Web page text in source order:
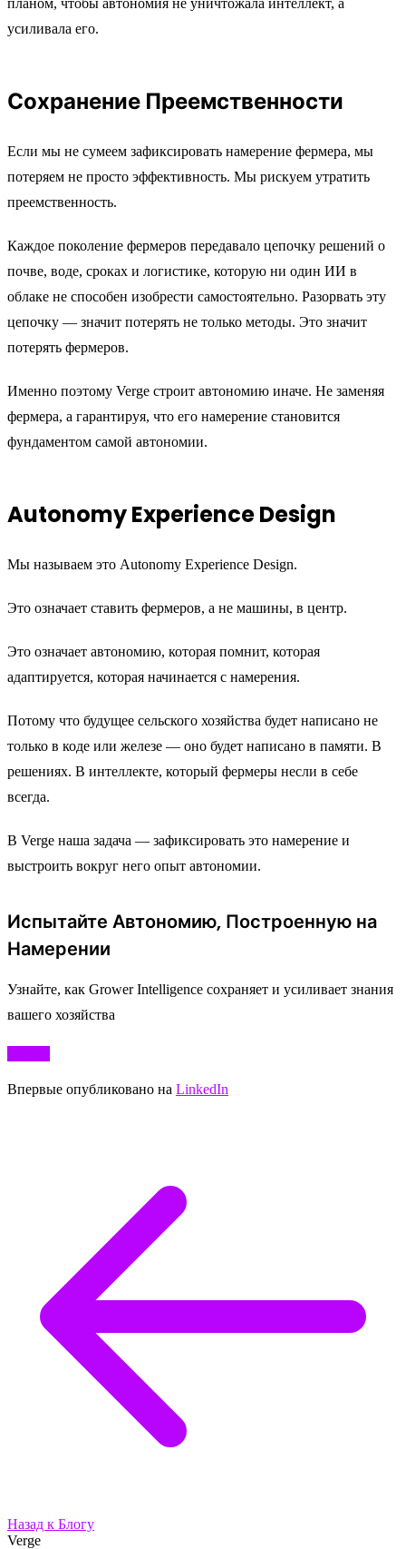
усиливала его.
Сохранение Преемственности
Если мы не сумеем зафиксировать намерение фермера, мы
потеряем не просто эффективность. Мы рискуем утратить
преемственность.
Каждое поколение фермеров передавало цепочку решений о
почве, воде, сроках и логистике, которую ни один ИИ в
облаке не способен изобрести самостоятельно. Разорвать эту
цепочку — значит потерять не только методы. Это значит
потерять фермеров.
Именно поэтому Verge строит автономию иначе. Не заменяя
фермера, а гарантируя, что его намерение становится
фундаментом самой автономии.
Autonomy Experience Design
Мы называем это Autonomy Experience Design.
Это означает ставить фермеров, а не машины, в центр.
Это означает автономию, которая помнит, которая
адаптируется, которая начинается с намерения.
Потому что будущее сельского хозяйства будет написано не
только в коде или железе — оно будет написано в памяти. В
решениях. В интеллекте, который фермеры несли в себе
всегда.
В Verge наша задача — зафиксировать это намерение и
выстроить вокруг него опыт автономии.
Испытайте Автономию, Построенную на
Намерении
Узнайте, как Grower Intelligence сохраняет и усиливает знания
вашего хозяйства
Впервые опубликовано на LinkedIn
Назад к Блогу
Verge